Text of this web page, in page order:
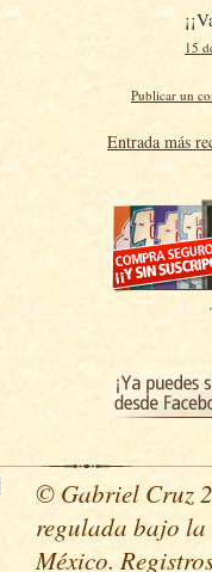
15
Publicar un
Entrada más
© Gabriel Cruz
regulada bajo la
México.